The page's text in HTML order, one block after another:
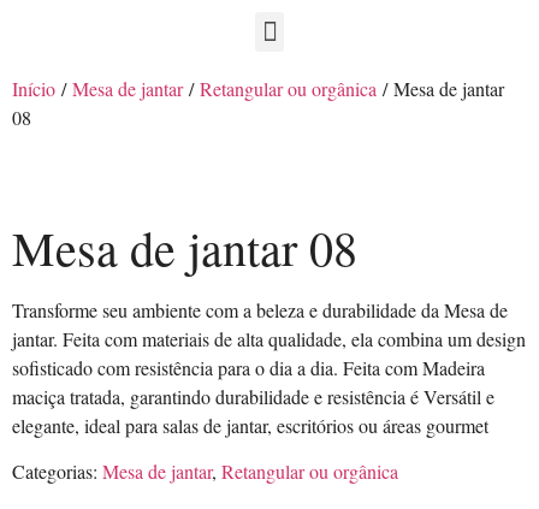
Início /Mesa de jantar/Retangular ou orgânica / Mesa de jantar
08
Mesa de jantar 08
Transforme seu ambiente com a beleza e durabilidade da Mesa de
jantar. Feita com materiais de alta qualidade, ela combina um design
sofisticado com resistência para o dia a dia. Feita com Madeira
maciça tratada, garantindo durabilidade e resistência é Versátil e
elegante, ideal para salas de jantar, escritórios ou áreas gourmet
Categorias: Mesa de jantar, Retangular ou orgânica